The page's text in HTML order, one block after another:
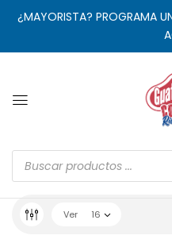
¿MAYORISTA? PROGRAMA
Ver 16